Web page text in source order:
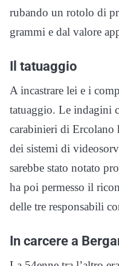
rubando un rotolo di
grammi e dal valore
Il tatuaggio
A incastrare lei e i
tatuaggio. Le indagini
carabinieri di Ercolano
dei sistemi di
sarebbe stato notato
ha poi permesso il
delle tre responsabili
In carcere a